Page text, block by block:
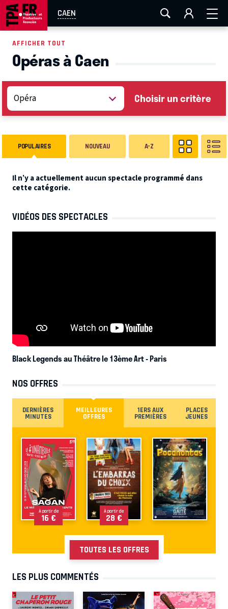
CAEN
AIX-MARSEILLE LA ROCHELLE
EN TOURNÉE
AFFICHER TOUT
Opéras à Caen
Choisir un critère
POPULAIRES NOUVEAU A-Z
Il n’y a actuellement aucun spectacle programmé dans
cette catégorie.
VIDÉOS DES SPECTACLES
Black Legends au Théâtre le 13ème Art- Paris
NOS OFFRES
DERNIÈRES
MINUTES
MEILLEURES
OFFRES
1ERS AUX
PREMIÈRES
PLACES
JEUNES
À partir de
16 €
À partir de
28 €
TOUTES LES OFFRES
LES PLUS COMMENTÉS